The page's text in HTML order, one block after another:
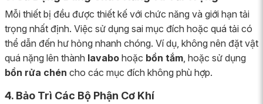
Mỗi thiết bị đều được thiết kế với chức năng và giới hạn tải
trọng nhất định. Việc sử dụng sai mục đích hoặc quá tải có
thể dẫn đến hư hỏng nhanh chóng. Ví dụ, không nên đặt vật
quá nặng lên thành lavabo hoặc bồn tắm, hoặc sử dụng
bồn rửa chén cho các mục đích không phù hợp.
4. Bảo Trì Các Bộ Phận Cơ Khí